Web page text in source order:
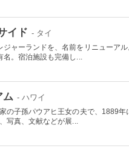
イド - タイ
ジャーランドを、名前をリニューア
名。宿泊施設も完備し...
ム - ハワイ
の子孫パウアヒ王女の夫で、1889
写真、文献などが展...